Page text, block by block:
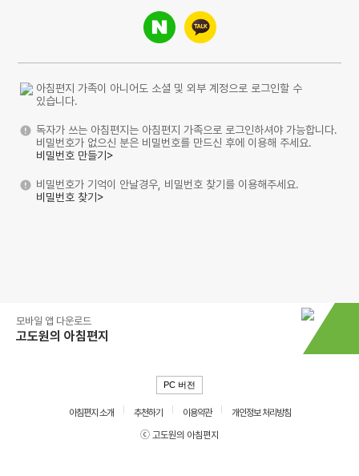
아침편지 가족이 아니어도 소셜 및 외부 계정으로 로그인할 수
있습니다.
독자가 쓰는 아침편지는 아침편지 가족으로 로그인하셔야 가능합니다.
비밀번호가 없으신 분은 비밀번호를 만드신 후에 이용해 주세요.
비밀번호 만들기>
비밀번호가 기억이 안날경우, 비밀번호 찾기를 이용해주세요.
비밀번호 찾기>
모바일 앱 다운로드
고도원의 아침편지
PC 버전
아침편지 소개 추천하기 이용약관
개인정보 처리방침
ⓒ 고도원의 아침편지